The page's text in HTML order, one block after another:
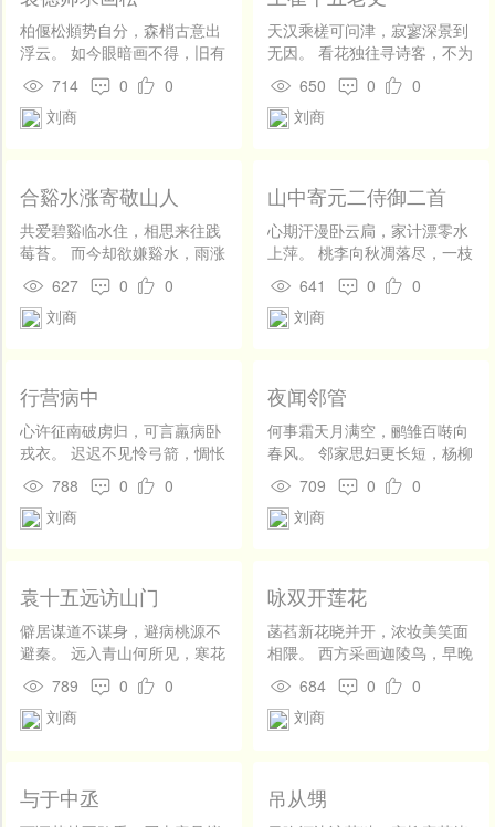
开
发
社
区
录
柏偃松頫势自分，森梢古意出
浮云。 如今眼暗画不得，旧有
三株持赠君。
714 0
0
刘商
天汉乘槎可问津，寂寥深景到
无因。 看花独往寻诗客，不为
经时谒丈人。
650 0
0
刘商
合谿水涨寄敬山人
共爱碧谿临水住，相思来往践
莓苔。 而今却欲嫌谿水，雨涨
春流隔往来。
627 0
0
刘商
山中寄元二侍御二首
心期汗漫卧云扃，家计漂零水
上萍。 桃李向秋凋落尽，一枝
松色独青青。 拖紫锵金济世
才，知君倚玉望三台。 深山穷
谷无人到，唯有狂愚独自来。
641 0
0
刘商
行营病中
心许征南破虏归，可言羸病卧
戎衣。 迟迟不见怜弓箭，惆怅
秋鸿敢近飞。
788 0
0
刘商
夜闻邻管
何事霜天月满空，鹂雏百啭向
春风。 邻家思妇更长短，杨柳
如丝在管中。
709 0
0
刘商
袁十五远访山门
僻居谋道不谋身，避病桃源不
避秦。 远入青山何所见，寒花
满径白头人。
789 0
0
刘商
咏双开莲花
菡萏新花晓并开，浓妆美笑面
相隈。 西方采画迦陵鸟，早晚
双飞池上来。
684 0
0
刘商
与于中丞 吊从甥